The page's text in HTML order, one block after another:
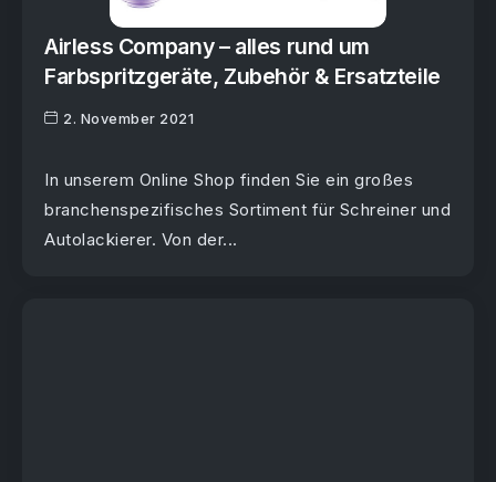
Airless Company – alles rund um
Farbspritzgeräte, Zubehör & Ersatzteile
2. November 2021
In unserem Online Shop finden Sie ein großes
branchenspezifisches Sortiment für Schreiner und
Autolackierer. Von der...